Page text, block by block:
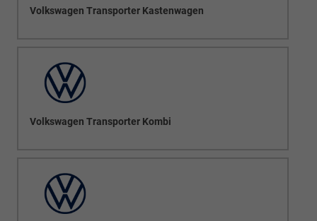
Volkswagen Transporter Kastenwagen
Volkswagen Transporter Kombi